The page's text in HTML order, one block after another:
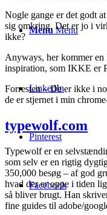
Menu Menu
LinkedIn
Pinterest
Facebook
Nogle gange er det godt
sig omkring. Det er jo i
ikke?
Anyways, her kommer
inspiration, som IKKE er
Forresten – De er ikke i
de er stjernet i min
typewolf.com
Typewolf er en
som selv er en rigtig
350,000 besøg – af god
hvad der er oppe i tiden
så bliver brugt. Han
fine guides til adobe/